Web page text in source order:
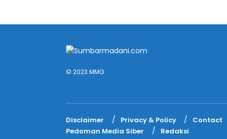
© 2023 MMG
Disclaimer Privacy & Policy
Contact
Pedoman Media Siber
Redaksi